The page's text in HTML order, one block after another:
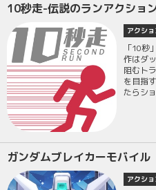
10秒走-伝説のランアクショ
アクショ
「10秒
作はダ
阻むト
を目指
たらシ
ガンダムブレイカーモバイル
アクショ